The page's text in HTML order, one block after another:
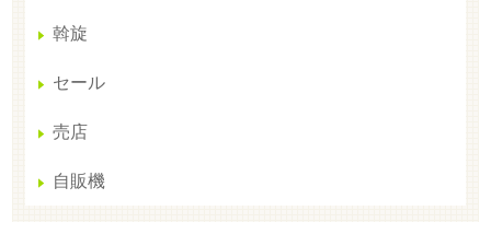
斡旋
セール
売店
自販機